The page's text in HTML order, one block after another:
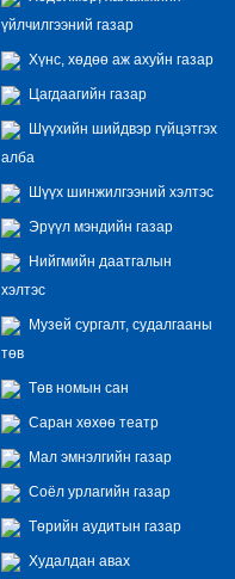
үйлчилгээний газар
Хүнс, хөдөө аж ахуйн газар
Цагдаагийн газар
Шүүхийн шийдвэр гүйцэтгэх
алба
Шүүх шинжилгээний хэлтэс
Эрүүл мэндийн газар
Нийгмийн даатгалын
хэлтэс
Музей сургалт, судалгааны
төв
Төв номын сан
Саран хөхөө театр
Мал эмнэлгийн газар
Соёл урлагийн газар
Төрийн аудитын газар
Худалдан авах